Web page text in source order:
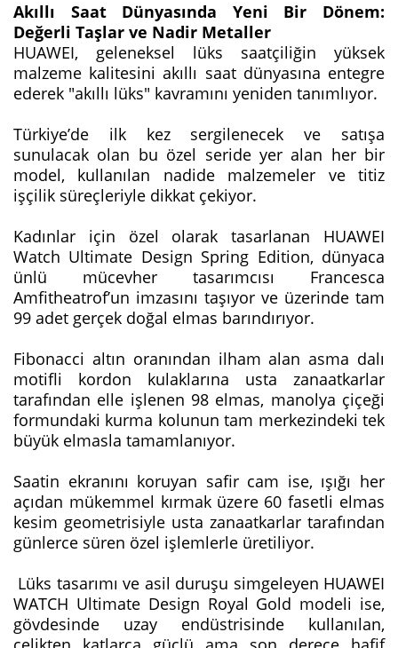
Akıllı Saat Dünyasında Yeni Bir Dönem:
Değerli Taşlar ve Nadir Metaller
HUAWEI, geleneksel lüks saatçiliğin yüksek
malzeme kalitesini akıllı saat dünyasına entegre
ederek "akıllı lüks" kavramını yeniden tanımlıyor.
Türkiye’de ilk kez sergilenecek ve satışa
sunulacak olan bu özel seride yer alan her bir
model, kullanılan nadide malzemeler ve titiz
işçilik süreçleriyle dikkat çekiyor.
Kadınlar için özel olarak tasarlanan HUAWEI
Watch Ultimate Design Spring Edition, dünyaca
ünlü mücevher tasarımcısı Francesca
Amfitheatrof’un imzasını taşıyor ve üzerinde tam
99 adet gerçek doğal elmas barındırıyor.
Fibonacci altın oranından ilham alan asma dalı
motifli kordon kulaklarına usta zanaatkarlar
tarafından elle işlenen 98 elmas, manolya çiçeği
formundaki kurma kolunun tam merkezindeki tek
büyük elmasla tamamlanıyor.
Saatin ekranını koruyan safir cam ise, ışığı her
açıdan mükemmel kırmak üzere 60 fasetli elmas
kesim geometrisiyle usta zanaatkarlar tarafından
günlerce süren özel işlemlerle üretiliyor.
Lüks tasarımı ve asil duruşu simgeleyen HUAWEI
WATCH Ultimate Design Royal Gold modeli ise,
gövdesinde uzay endüstrisinde kullanılan,